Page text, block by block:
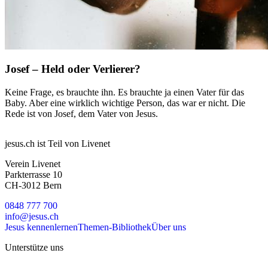
Josef – Held oder Verlierer?
Keine Frage, es brauchte ihn. Es brauchte ja einen Vater für das
Baby. Aber eine wirklich wichtige Person, das war er nicht. Die
Rede ist von Josef, dem Vater von Jesus.
jesus.ch ist Teil von Livenet
Verein Livenet
Parkterrasse 10
CH-3012 Bern
0848 777 700
info@jesus.ch
Jesus kennenlernenThemen-BibliothekÜber uns
Unterstütze uns